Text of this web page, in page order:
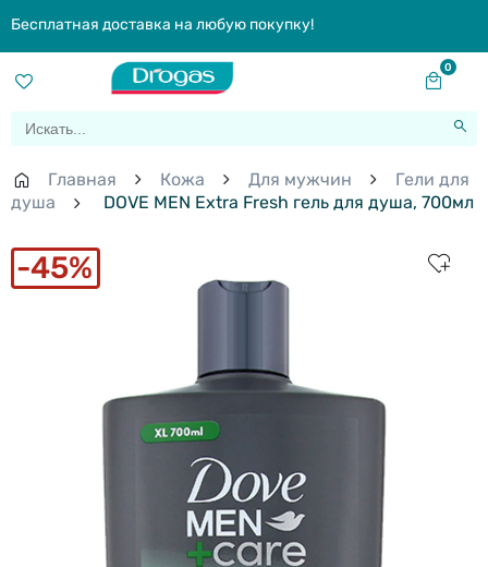
Бесплатная доставка на любую покупку!
0
Главная Кожа Для мужчин
Гели для
душа
DOVE MEN Extra Fresh гель для душа, 700мл
45%